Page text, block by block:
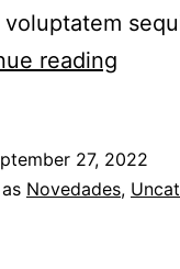
reading
27, 2022
Novedades,